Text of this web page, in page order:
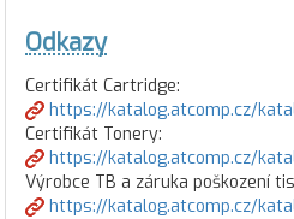
Odkazy
Certifikát Cartridge:
https://katalog.atcomp.cz/
Certifikát Tonery:
https://katalog.atcomp.cz/
Výrobce TB a záruka poškození
https://katalog.atcomp.cz/